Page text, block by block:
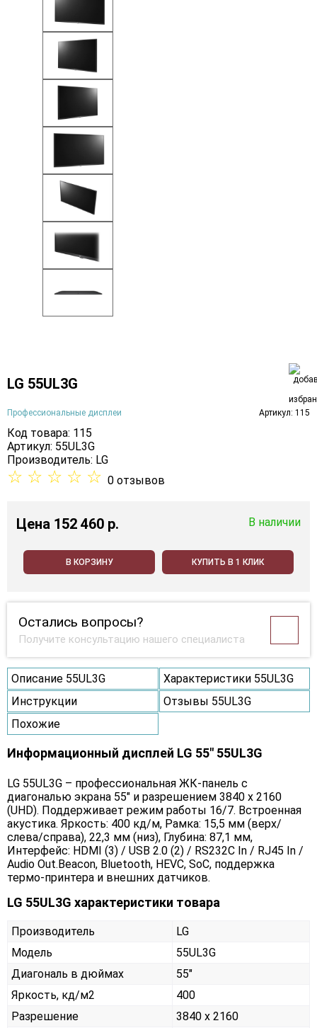
LG 55UL3G
Профессиональные дисплеи Артикул: 115
Код товара: 115
Артикул: 55UL3G
Производитель: LG
☆ ☆ ☆ ☆ ☆ 0 отзывов
Цена 152 460 p. В наличии
В КОРЗИНУ КУПИТЬ В 1 КЛИК
Остались вопросы?
Получите консультацию нашего специалиста
Описание 55UL3G
Характеристики 55UL3G
Инструкции
Отзывы 55UL3G
Похожие
Информационный дисплей LG 55" 55UL3G
LG 55UL3G – профессиональная ЖК-панель с
диагональю экрана 55" и разрешением 3840 х 2160
(UHD). Поддерживает режим работы 16/7. Встроенная
акустика. Яркость: 400 кд/м, Рамка: 15,5 мм (верх/
слева/справа), 22,3 мм (низ), Глубина: 87,1 мм,
Интерфейс: HDMI (3) / USB 2.0 (2) / RS232C In / RJ45 In /
Audio Out.Beacon, Bluetooth, HEVC, SoC, поддержка
термо-принтера и внешних датчиков.
LG 55UL3G характеристики товара
Производитель
LG
Модель
55UL3G
Диагональ в дюймах
55"
Яркость, кд/м2
400
Разрешение
3840 x 2160